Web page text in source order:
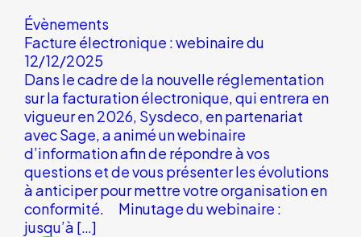
Évènements
Facture électronique : webinaire du
12/12/2025
Dans le cadre de la nouvelle réglementation
sur la facturation électronique, qui entrera en
vigueur en 2026, Sysdeco, en partenariat
avec Sage, a animé un webinaire
d’information afin de répondre à vos
questions et de vous présenter les évolutions
à anticiper pour mettre votre organisation en
conformité. Minutage du webinaire :
jusqu’à […]